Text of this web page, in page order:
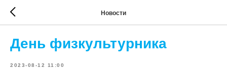
Новости
День физкультурника
2023-08-12 11:00